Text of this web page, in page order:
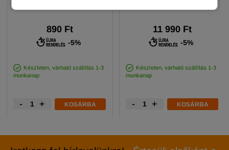
890 Ft
-5%
Készleten, várható szállítás 1-3
munkanap
- + KOSÁRBA
11 990 Ft
-5%
Készleten, várható szállítás 1-3
munkanap
- + KOSÁRBA